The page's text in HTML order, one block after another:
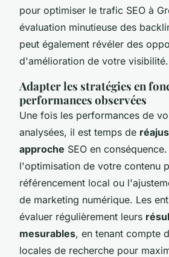
pour optimiser le trafic SEO à
évaluation minutieuse des
peut également révéler des
d'amélioration de votre visibilité.
Adapter les stratégies en
performances observées
Une fois les performances de
analysées, il est temps de
approche SEO en
l'optimisation de votre contenu
référencement local ou
de marketing numérique. Les
évaluer régulièrement leurs
mesurables, en tenant compte
locales de recherche pour